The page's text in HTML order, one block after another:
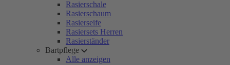
Rasierschale
Rasierschaum
Rasierseife
Rasiersets Herren
Rasierständer
Bartpflege
Alle anzeigen